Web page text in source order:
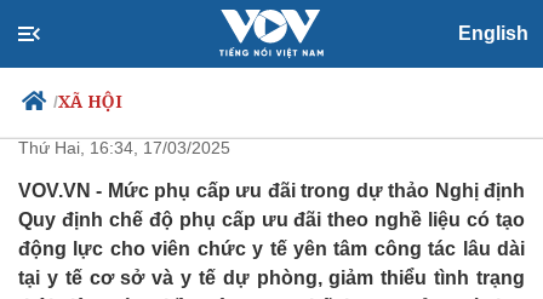
English
/XÃ HỘI
Chính trị
Đảng
Tổ chức nhân sự
Xã hội
Tin 24h
Dự báo thời tiết
Mức phụ cấp ưu đãi mới có đủ
thu hút y bác sĩ về tuyến cơ sở?
Thứ Hai, 16:34, 17/03/2025
VOV.VN - Mức phụ cấp ưu đãi trong dự thảo Nghị định
Quy định chế độ phụ cấp ưu đãi theo nghề liệu có tạo
động lực cho viên chức y tế yên tâm công tác lâu dài
tại y tế cơ sở và y tế dự phòng, giảm thiểu tình trạng